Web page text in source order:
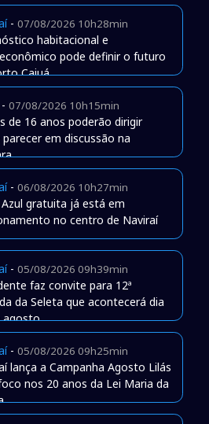
- 07/08/2026 10h28min
habitacional e
pode definir o futuro
Caiuá
- 07/08/2026 10h15min
de 16 anos poderão dirigir
parecer em discussão na
- 06/08/2026 10h27min
gratuita já está em
no centro de Naviraí
- 05/08/2026 09h39min
faz convite para 12ª
da Seleta que acontecerá dia
agosto
- 05/08/2026 09h25min
lança a Campanha Agosto Lilás
nos 20 anos da Lei Maria da